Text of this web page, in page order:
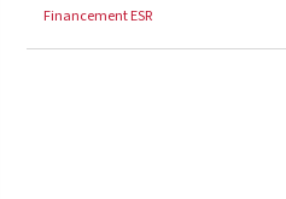
Financement ESR